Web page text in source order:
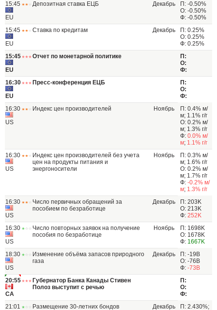
15:45
EU
Депозитная ставка ЕЦБ Декабрь
П: -0.50%
О: -0.50%
Ф: -0.50%
15:45
EU
Ставка по кредитам Декабрь
П: 0.25%
О: 0.25%
Ф: 0.25%
15:45
EU
Отчет по монетарной политике
П:
О:
Ф:
16:30
EU
Пресс-конференция ЕЦБ
П:
О:
Ф:
16:30
US
Индекс цен производителей Ноябрь
П: 0.4% м/
м; 1.1% г/г
О: 0.2% м/
м; 1.3% г/г
Ф: 0.0% м/
м; 1.1% г/г
16:30
US
Индекс цен производителей без учета
цен на продукты питания и
энергоносители
Ноябрь
П: 0.3% м/
м; 1.6% г/г
О: 0.2% м/
м; 1.7% г/г
Ф: -0.2% м/
м; 1.3% г/г
16:30
US
Число первичных обращений за
пособием по безработице
Декабрь
П: 203K
О: 213K
Ф: 252K
16:30
US
Число повторных заявок на получение
пособия по безработице
Ноябрь
П: 1698K
О: 1678K
Ф: 1667K
18:30
US
Изменение объёма запасов природного
газа
Декабрь
П: -19B
О: -76B
Ф: -73B
20:55
CA
Губернатор Банка Канады Стивен
Полоз выступит с речью
П:
О:
Ф:
21:01
Размещение 30-летних бондов Декабрь П: 2.430%;